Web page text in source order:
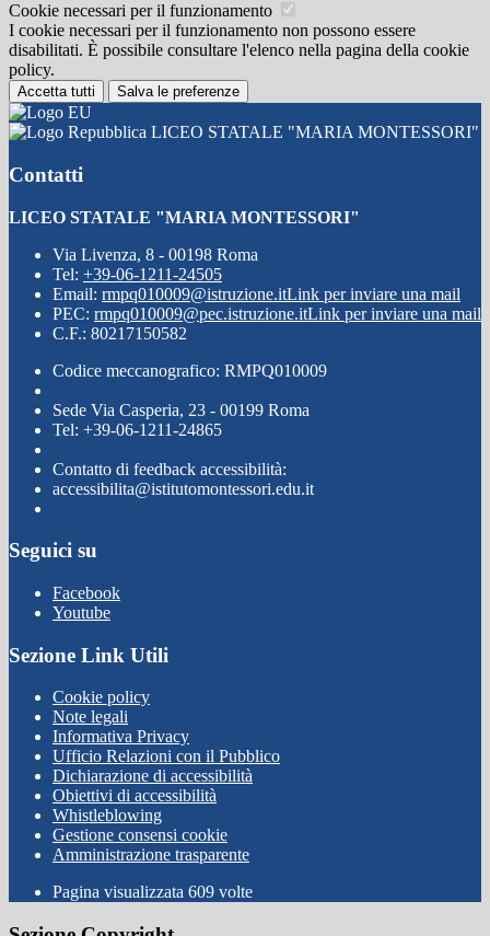
Cookie necessari per il funzionamento
I cookie necessari per il funzionamento non possono essere
disabilitati. È possibile consultare l'elenco nella pagina della cookie
policy.
Accetta tutti Salva le preferenze
LICEO STATALE "MARIA MONTESSORI"
Contatti
LICEO STATALE "MARIA MONTESSORI"
Via Livenza, 8 - 00198 Roma
Tel: +39-06-1211-24505
Email: rmpq010009@istruzione.itLink per inviare una mail
PEC: rmpq010009@pec.istruzione.itLink per inviare una mail
C.F.: 80217150582
Codice meccanografico: RMPQ010009
Sede Via Casperia, 23 - 00199 Roma
Tel: +39-06-1211-24865
Contatto di feedback accessibilità:
accessibilita@istitutomontessori.edu.it
Seguici su
Facebook
Youtube
Sezione Link Utili
Cookie policy
Note legali
Informativa Privacy
Ufficio Relazioni con il Pubblico
Dichiarazione di accessibilità
Obiettivi di accessibilità
Whistleblowing
Gestione consensi cookie
Amministrazione trasparente
Pagina visualizzata 609 volte